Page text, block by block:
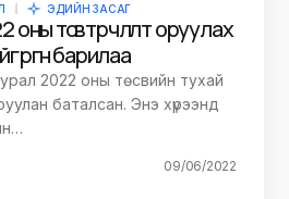
ЭДИЙН ЗАСАГ
төсөвт өөрчлөлт оруулах
өргөн барилаа
2022 оны төсвийн тухай
баталсан. Энэ хүрээнд
09/06/2022